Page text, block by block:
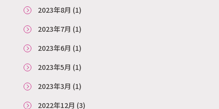
2023年8月 (1)
2023年7月 (1)
2023年6月 (1)
2023年5月 (1)
2023年3月 (1)
2022年12月 (3)